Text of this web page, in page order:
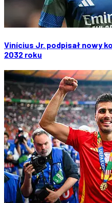
Vinícius Jr. podpisał nowy
2032 roku